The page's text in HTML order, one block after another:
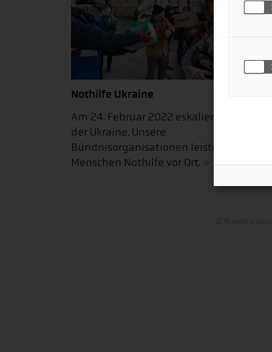
Nothilfe Ukraine
Am 24. Februar 2022 eskalierte der Krieg
der Ukraine. Unsere
Bündnisorganisationen leisten den
Menschen Nothilfe vor Ort.